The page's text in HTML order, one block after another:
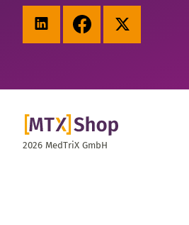
LinkedIn FacebookX (Twitter)
2026 MedTriX GmbH